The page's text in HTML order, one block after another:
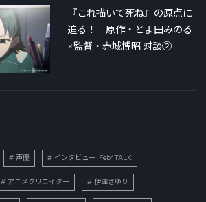
『これ描いて死ね』の原点に
迫る！ 原作・とよ田みのる
×監督・赤城博昭 対談②
声優 インタビュー_FebriTALK
アニメクリエイター 伊達さゆり